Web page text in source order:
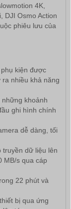
4K,
DJI Osmo Action
phiêu lưu của
kiện được
nhiều khả năng
khoảnh
ghi hình chính
dễ dàng, tối
truyền dữ liệu lên
MB/s qua cáp
22 phút và
bị qua ứng